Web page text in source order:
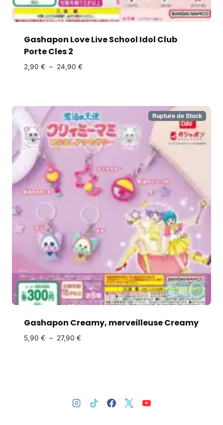
Gashapon Love Live School Idol Club
Porte Cles 2
2,90 € – 24,90 €
Rupture de Stock
Gashapon Creamy, merveilleuse Creamy
5,90 € – 27,90 €